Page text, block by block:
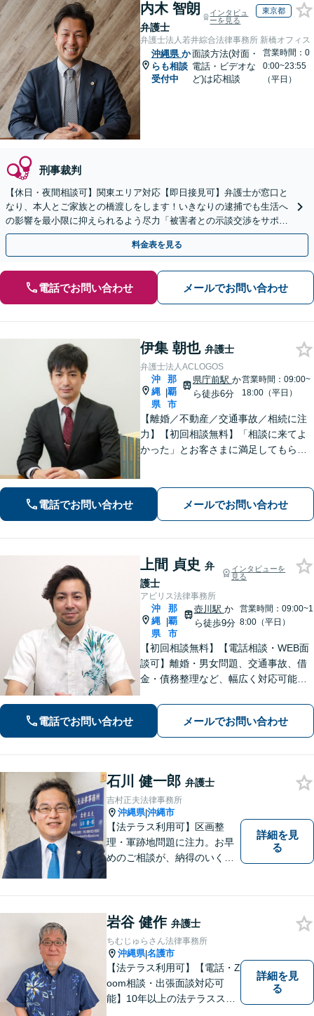
内木 智朗
弁護士
インタビュ
ーを見る
東京都
弁護士法人若井綜合法律事務所 新橋オフィス
沖縄県 か
らも相談
受付中
面談方法(対面・
電話・ビデオな
ど)は応相談
営業時間：0
0:00~23:55
（平日）
刑事裁判
【休日・夜間相談可】関東エリア対応【即日接見可】弁護士が窓口と
なり、本人とご家族との橋渡しをします！いきなりの逮捕でも生活へ
の影響を最小限に抑えられるよう尽力「被害者との示談交渉をサポー
ト」「任意取調べにも対応」
料金表を見る
電話でお問い合わせ メールでお問い合わせ
伊集 朝也 弁護士
弁護士法人ACLOGOS
沖
縄
県
|
那
覇
市
県庁前駅 か
ら徒歩6分
営業時間：09:00~
18:00（平日）
【離婚／不動産／交通事故／相続に注
力】【初回相談無料】「相談に来てよ
かった」とお客さまに満足してもらう
く、丁寧なヒアリングで皆様のお気持
ちに寄り添います。
電話でお問い合わせ メールでお問い合わせ
上間 貞史 弁
護士
インタビューを
見る
アビリス法律事務所
沖
縄
県
|
那
覇
市
壺川駅 か
ら徒歩9分
営業時間：09:00~1
8:00（平日）
【初回相談無料】【電話相談・WEB面
談可】離婚・男女問題、交通事故、借
金・債務整理など、幅広く対応可能で
談しやすい対応体制を整備していま
す。抱えているお悩みを解決いたしま
すので、お気軽にお問い合わせくださ
い。
電話でお問い合わせ メールでお問い合わせ
石川 健一郎 弁護士
吉村正夫法律事務所
沖縄県|沖縄市
【法テラス利用可】区画整
理・軍跡地問題に注力。お早
めのご相談が、納得のいく解
代理人として全力でサポート
します【分割払い可】【休日
夜間対応】【駐車場あり】
詳細を見
る
岩谷 健作 弁護士
ちむじゅらさん法律事務所
沖縄県|名護市
【法テラス利用可】【電話・Z
oom相談・出張面談対応可
能】10年以上の法テラススタ
詳細を見
る